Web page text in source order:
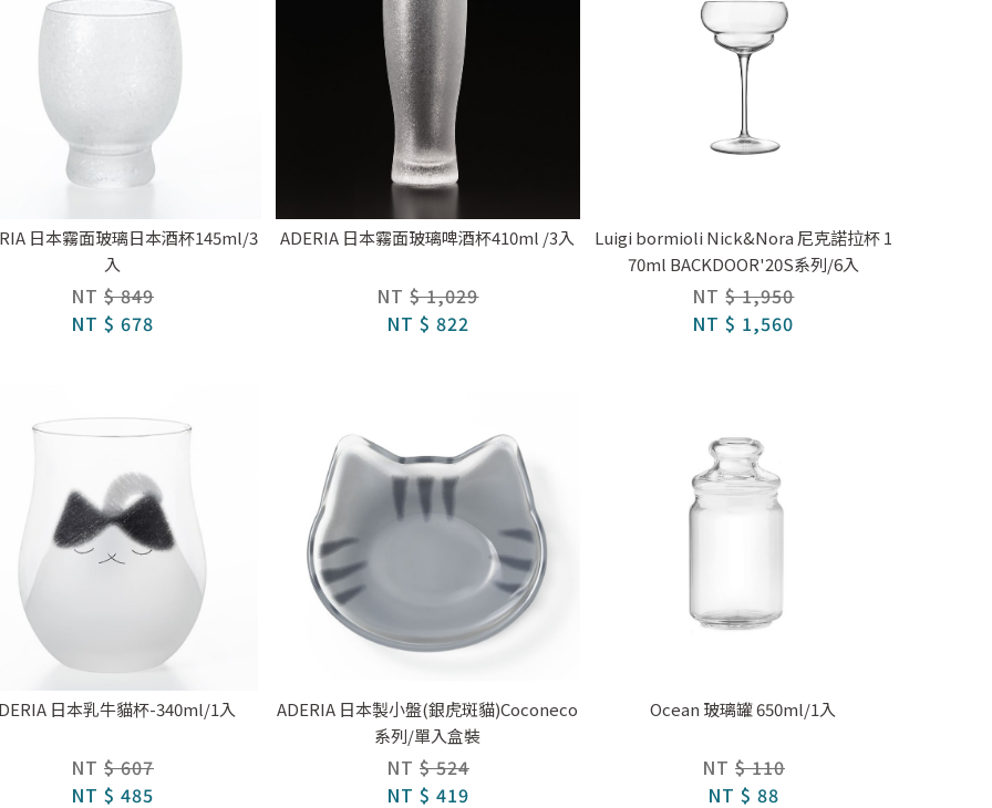
日本霧面玻璃日本酒杯145ml/3
入
NT $ 849
NT $ 678
ADERIA 日本霧面玻璃啤酒杯410ml /3入
NT $ 1,029
NT $ 822
Luigi bormioli Nick&Nora 尼克諾拉杯 1
70ml BACKDOOR'20S系列/6入
NT $ 1,950
NT $ 1,560
日本乳牛貓杯-340ml/1入
NT $ 607
NT $ 485
ADERIA 日本製小盤(銀虎斑貓)Coconeco
系列/單入盒裝
NT $ 524
NT $ 419
Ocean 玻璃罐 650ml/1入
NT $ 110
NT $ 88